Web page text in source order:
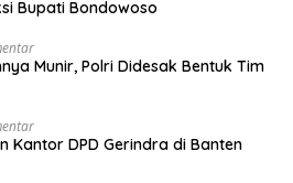
Bupati Bondowoso
Munir, Polri Didesak Bentuk Tim
Kantor DPD Gerindra di Banten